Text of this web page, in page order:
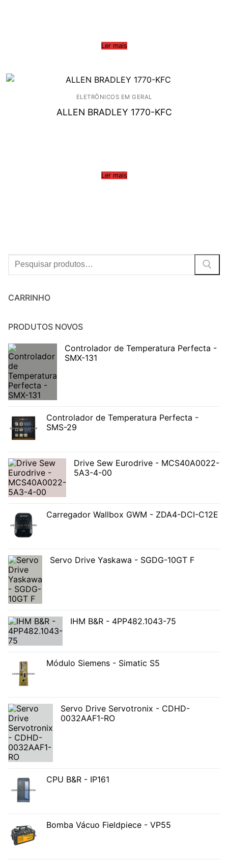
Ler mais
ELETRÔNICOS EM GERAL
ALLEN BRADLEY 1770-KFC
Ler mais
Procurar:
CARRINHO
PRODUTOS NOVOS
Controlador de Temperatura Perfecta -
SMX-131
Controlador de Temperatura Perfecta -
SMS-29
Drive Sew Eurodrive - MCS40A0022-
5A3-4-00
Carregador Wallbox GWM - ZDA4-DCI-C12E
Servo Drive Yaskawa - SGDG-10GT F
IHM B&R - 4PP482.1043-75
Módulo Siemens - Simatic S5
Servo Drive Servotronix - CDHD-
0032AAF1-RO
CPU B&R - IP161
Bomba Vácuo Fieldpiece - VP55